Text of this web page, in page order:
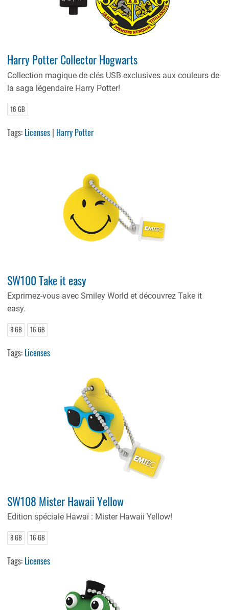
Harry Potter Collector Hogwarts
Collection magique de clés USB exclusives aux couleurs de
la saga légendaire Harry Potter!
16 GB
Tags: Licenses | Harry Potter
SW100 Take it easy
Exprimez-vous avec Smiley World et découvrez Take it
easy.
8 GB 16 GB
Tags: Licenses
SW108 Mister Hawaii Yellow
Edition spéciale Hawaï : Mister Hawaii Yellow!
8 GB 16 GB
Tags: Licenses